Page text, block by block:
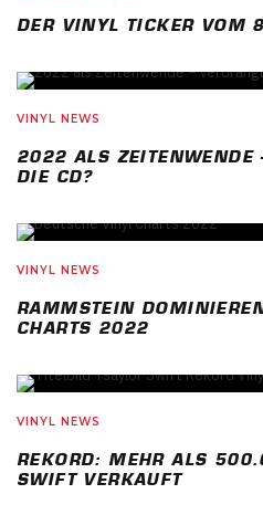
DER VINYL TICKER VOM
VINYL NEWS
2022 ALS ZEITENWENDE
DIE CD?
VINYL NEWS
RAMMSTEIN
CHARTS 2022
VINYL NEWS
REKORD: MEHR ALS
SWIFT VERKAUFT